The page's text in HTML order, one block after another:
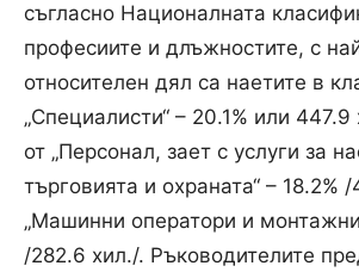
съгласно Националната
професиите и длъжностите, с
относителен дял са наетите в
„Специалисти“ – 20.1% или
от „Персонал, зает с услуги за
търговията и охраната“ – 18.2%
„Машинни оператори и
/282.6 хил./. Ръководителите